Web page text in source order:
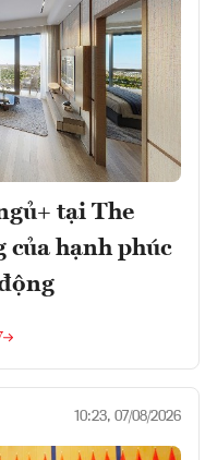
tại The
của hạnh phúc
10:23, 07/08/2026